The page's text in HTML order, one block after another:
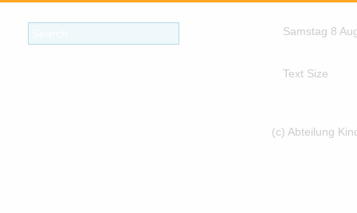
Samstag 8
Text Size
(c) Abteilung